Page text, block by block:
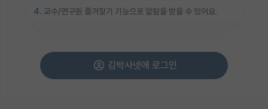
4. 교수/연구원 즐겨찾기 기능으로 알람을 받을 수 있어요.
김박사넷에 로그인